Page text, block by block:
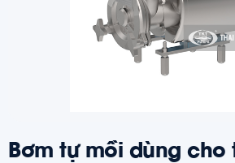
Bơm tự mồi dùng cho